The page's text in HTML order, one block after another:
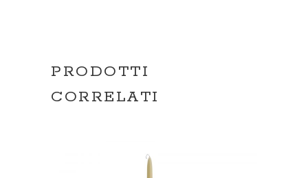
PRODOTTI
CORRELATI